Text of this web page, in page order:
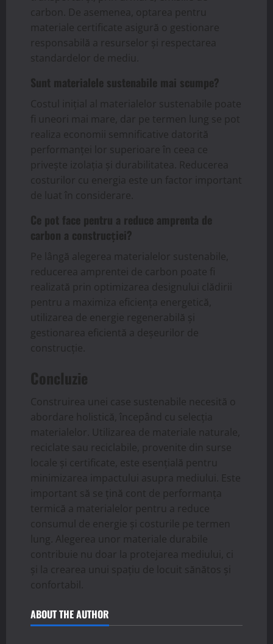
carbon. De asemenea, optarea pentru
materiale certificate asigură o gestionare
responsabilă a resurselor și respectarea
standardelor de mediu.
Sunt materialele sustenabile mai scumpe?
Costul inițial al materialelor sustenabile poate
fi uneori mai mare, dar pe termen lung se pot
realiza economii semnificative datorită
performanței lor superioare în ceea ce
privește izolația și durabilitatea. Reducerea
costurilor cu energia este un factor important
de luat în considerare.
Ce pot face pentru a reduce amprenta de
carbon a construcției?
Pe lângă alegerea materialelor sustenabile,
reducerea amprentei de carbon poate fi
realizată prin optimizarea designului clădirii
pentru a maximiza eficiența energetică,
utilizarea de energie regenerabilă și
gestionarea eficientă a deșeurilor de
construcție.
Concluzie
Construirea unei case sustenabile necesită o
abordare holistică, începând cu selecția
materialelor. Utilizarea de materiale naturale,
reciclate sau reciclabile, provenite din surse
locale și certificate, este esențială pentru
minimizarea impactului asupra mediului. Este
important să se țină cont de performanța
termică a materialelor pentru a reduce
consumul de energie și costurile pe termen
lung. Alegerea unor materiale durabile
contribuie nu doar la protejarea mediului, ci
și la crearea unui spațiu de locuit sănătos și
confortabil.
ABOUT THE AUTHOR